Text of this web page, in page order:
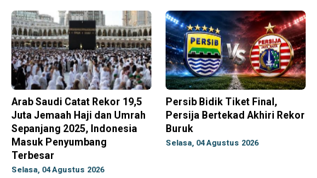
Arab Saudi Catat Rekor 19,5
Juta Jemaah Haji dan Umrah
Sepanjang 2025, Indonesia
Masuk Penyumbang
Terbesar
Selasa, 04 Agustus 2026
Persib Bidik Tiket Final,
Persija Bertekad Akhiri Rekor
Buruk
Selasa, 04 Agustus 2026